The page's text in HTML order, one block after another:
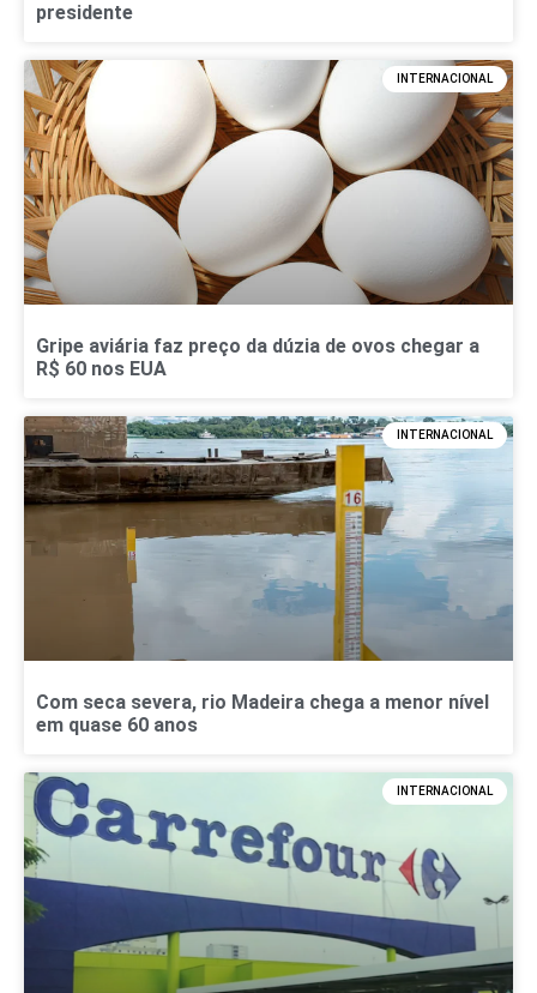
presidente
INTERNACIONAL
Gripe aviária faz preço da dúzia de ovos chegar a
R$ 60 nos EUA
INTERNACIONAL
Com seca severa, rio Madeira chega a menor nível
em quase 60 anos
INTERNACIONAL